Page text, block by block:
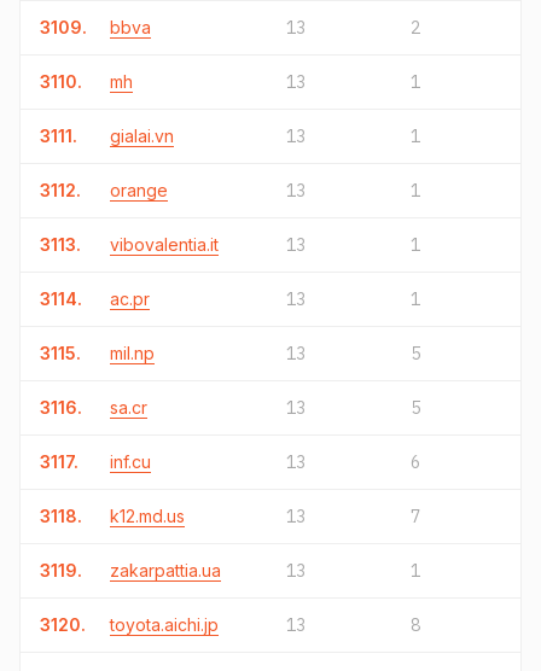
3109. bbva 13 2
3110. mh 13 1
3111. gialai.vn 13 1
3112. orange 13 1
3113. vibovalentia.it 13 1
3114. ac.pr 13 1
3115. mil.np 13 5
3116. sa.cr 13 5
3117. inf.cu 13 6
3118. k12.md.us 13 7
3119. zakarpattia.ua 13 1
3120. toyota.aichi.jp 13 8